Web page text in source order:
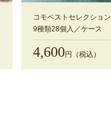
コモベストセレクション
9種類28個入／ケース
4,600 円（税込）